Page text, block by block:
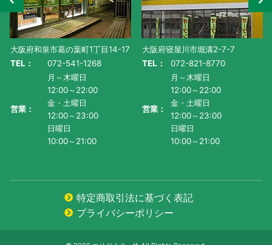
大阪府寝屋川市堀溝2-7-7
TEL：
072-821-8770
営業：
月～木曜日
12:00～22:00
金・土曜日
12:00～23:00
日曜日
10:00～21:00
滋賀県守山市水保町1130番地-1
TEL： 077-585-5011
営業：
月～金曜日・祝
AM10:00～PM9:00
土曜日
AM9:00~PM9:00
日曜日
AM9:00～PM8:00
特定商取引法に基づく表記
プライバシーポリシー